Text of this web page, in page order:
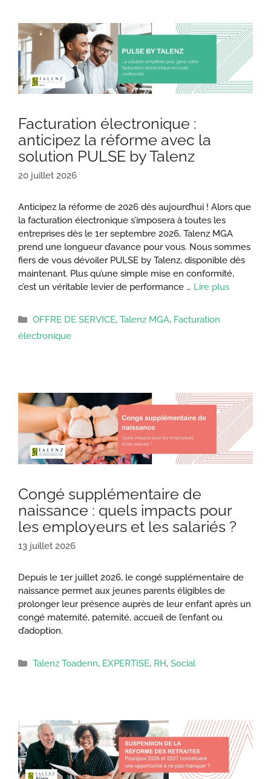
Facturation électronique :
anticipez la réforme avec la
solution PULSE by Talenz
20 juillet 2026
Anticipez la réforme de 2026 dès aujourd’hui ! Alors que
la facturation électronique s’imposera à toutes les
entreprises dès le 1er septembre 2026, Talenz MGA
prend une longueur d’avance pour vous. Nous sommes
fiers de vous dévoiler PULSE by Talenz, disponible dès
maintenant. Plus qu’une simple mise en conformité,
c’est un véritable levier de performance … Lire plus
Catégories
OFFRE DE SERVICE, Talenz MGA, Facturation
électronique
Congé supplémentaire de
naissance : quels impacts pour
les employeurs et les salariés ?
13 juillet 2026
Depuis le 1er juillet 2026, le congé supplémentaire de
naissance permet aux jeunes parents éligibles de
prolonger leur présence auprès de leur enfant après un
congé maternité, paternité, accueil de l’enfant ou
d’adoption.
Catégories
Talenz Toadenn, EXPERTISE, RH, Social